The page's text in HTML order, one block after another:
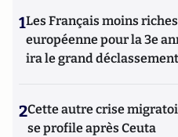
1Les Français moins
européenne pour la 3e
ira le grand
2Cette autre crise
se profile après Ceuta